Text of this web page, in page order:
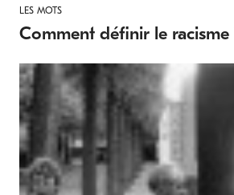
LES MOTS
Comment définir le racisme